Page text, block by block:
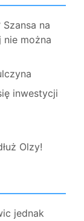
na
nie można
inwestycji
Olzy!
jednak